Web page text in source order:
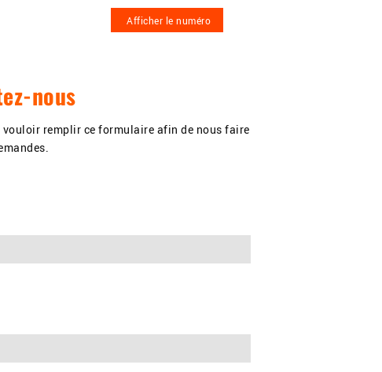
Afficher le numéro
nous
vouloir remplir ce formulaire afin de nous faire